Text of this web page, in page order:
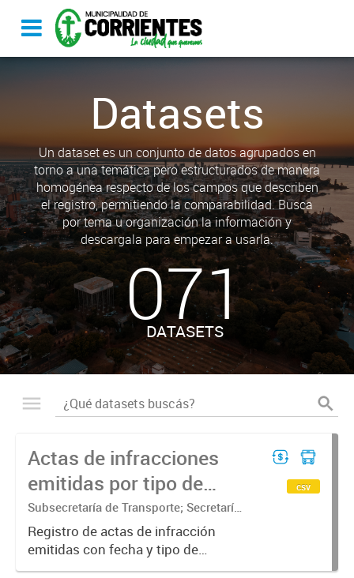
Datasets
Un dataset es un conjunto de datos agrupados en
torno a una temática pero estructurados de manera
homogénea respecto de los campos que describen
el registro, permitiendo la comparabilidad. Busca
por tema u organización la información y
descargala para empezar a usarla.
071
DATASETS
Actas de infracciones
emitidas por tipo de
vehiculo
Subsecretaría de Transporte; Secretaría
de Movilidad Urbana y Seguridad
ciudadana
Registro de actas de infracción
emitidas con fecha y tipo de
transporte
csv